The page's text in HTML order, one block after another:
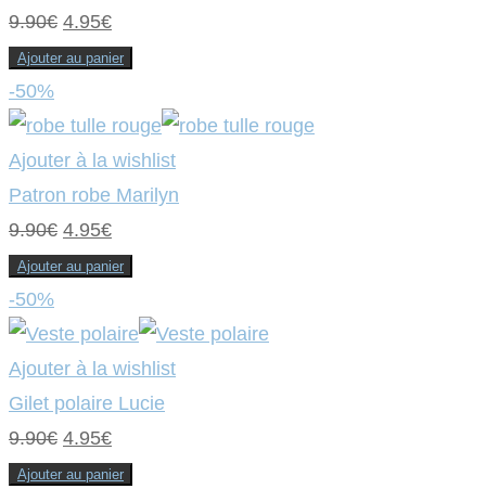
9.90€ Le
prix
était :
9.90€.
4.95€Le
prix
est :
4.95€.
Ajouter au panier
-50%
Ajouter à la wishlist
Patron robe Marilyn
9.90€ Le
prix
était :
9.90€.
4.95€Le
prix
est :
4.95€.
Ajouter au panier
-50%
Ajouter à la wishlist
Gilet polaire Lucie
9.90€ Le
prix
4.95€Le
prix
Ajouter au panier